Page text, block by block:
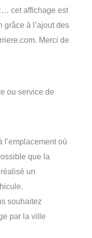
cet affichage est
grâce à l’ajout des
Merci de
ou service de
l’emplacement où
que la
un
souhaitez
par la ville